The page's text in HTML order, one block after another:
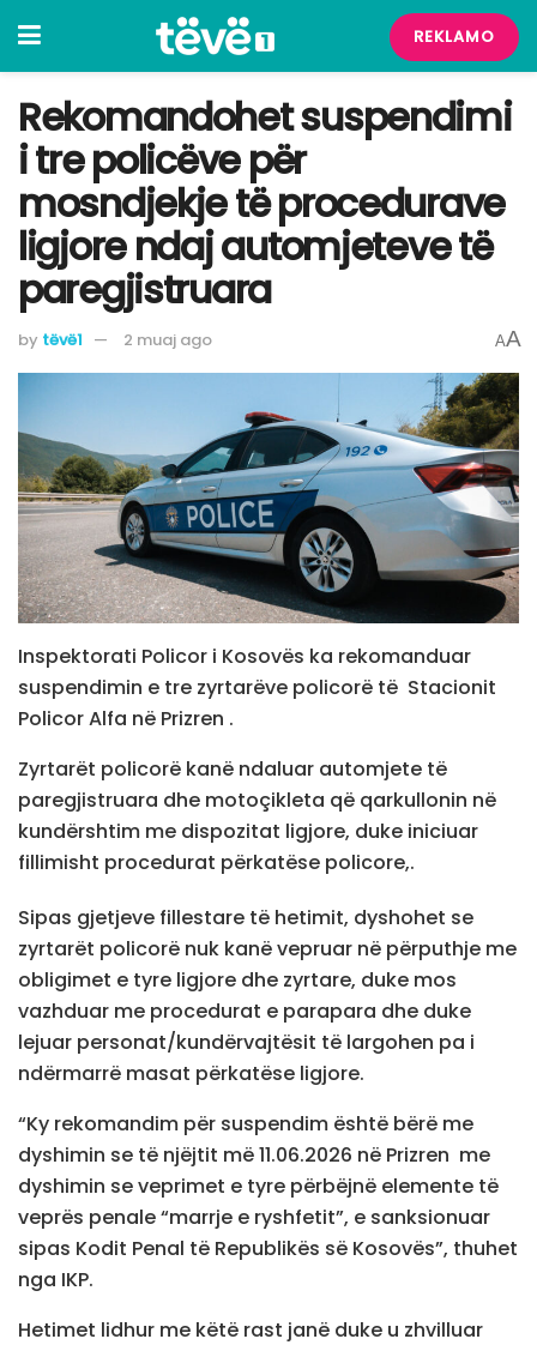
REKLAMO
Rekomandohet suspendimi
i tre policëve për
mosndjekje të procedurave
ligjore ndaj automjeteve të
paregjistruara
by tëvë1 2 muaj ago AA
Inspektorati Policor i Kosovës ka rekomanduar
suspendimin e tre zyrtarëve policorë të Stacionit
Policor Alfa në Prizren .
Zyrtarët policorë kanë ndaluar automjete të
paregjistruara dhe motoçikleta që qarkullonin në
kundërshtim me dispozitat ligjore, duke iniciuar
fillimisht procedurat përkatëse policore,.
Sipas gjetjeve fillestare të hetimit, dyshohet se
zyrtarët policorë nuk kanë vepruar në përputhje me
obligimet e tyre ligjore dhe zyrtare, duke mos
vazhduar me procedurat e parapara dhe duke
lejuar personat/kundërvajtësit të largohen pa i
ndërmarrë masat përkatëse ligjore.
“Ky rekomandim për suspendim është bërë me
dyshimin se të njëjtit më 11.06.2026 në Prizren me
dyshimin se veprimet e tyre përbëjnë elemente të
veprës penale “marrje e ryshfetit”, e sanksionuar
sipas Kodit Penal të Republikës së Kosovës”, thuhet
nga IKP.
Hetimet lidhur me këtë rast janë duke u zhvilluar